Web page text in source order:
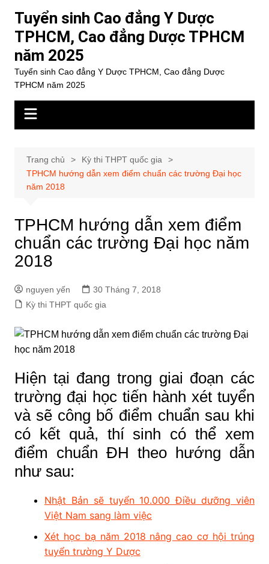
dung
Tuyển sinh Cao đẳng Y Dược
TPHCM, Cao đẳng Dược TPHCM
năm 2025
Tuyển sinh Cao đẳng Y Dược TPHCM, Cao đẳng Dược
TPHCM năm 2025
Trang chủ
Kỳ thi THPT quốc gia
TPHCM hướng dẫn xem điểm chuẩn các trường Đại học
năm 2018
TPHCM hướng dẫn xem điểm
chuẩn các trường Đại học năm
2018
nguyen yến
30 Tháng 7, 2018
Kỳ thi THPT quốc gia
Hiện tại đang trong giai đoạn các
trường đại học tiến hành xét tuyển
và sẽ công bố điểm chuẩn sau khi
có kết quả, thí sinh có thể xem
điểm chuẩn ĐH theo hướng dẫn
như sau:
Nhật Bản sẽ tuyển 10.000 Điều dưỡng viên
Việt Nam sang làm việc
Xét học bạ năm 2018 nâng cao cơ hội trúng
tuyển trường Y Dược